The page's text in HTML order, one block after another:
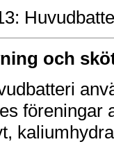
och
föreningar